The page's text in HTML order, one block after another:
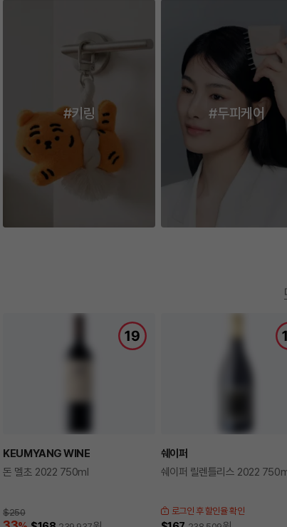
#키링 #두피케어
KEUMYANG WINE
돈 멜초 2022 750ml
$250
쉐이퍼
쉐이퍼 릴렌틀리스 2022
로그인 후 할인율 확인